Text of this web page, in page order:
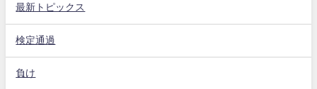
最新トピックス
検定通過
負け